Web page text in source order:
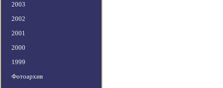
2003
2002
2001
2000
1999
Фотоархив